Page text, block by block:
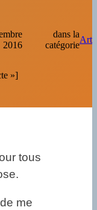
2016
dans la
catégorie
Art
»]
tous
me